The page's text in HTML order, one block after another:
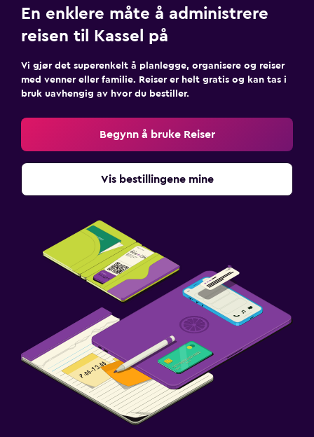
En enklere måte å administrere
reisen til Kassel på
Vi gjør det superenkelt å planlegge, organisere og reiser
med venner eller familie. Reiser er helt gratis og kan tas i
bruk uavhengig av hvor du bestiller.
Begynn å bruke Reiser
Vis bestillingene mine